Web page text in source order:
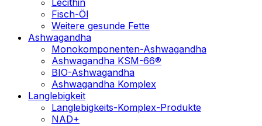
Fisch-Öl
Weitere gesunde Fette
Ashwagandha
Monokomponenten-Ashwagandha
Ashwagandha KSM-66®
BIO-Ashwagandha
Ashwagandha Komplex
Langlebigkeit
Langlebigkeits-Komplex-Produkte
NAD+